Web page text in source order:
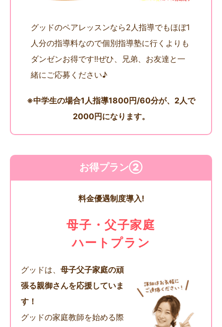
グッドのペアレッスンなら2人指導でもほぼ1
人分の指導料なので個別指導塾に行くよりも
ダンゼンお得です!!ぜひ、兄弟、お友達と一
緒にご応募ください♪
※中学生の場合1人指導1800円/60分が、2人で
2000円になります。
お得プラン②
料金優遇制度導入!
母子・父子家庭
ハートプラン
グッドは、 母子父子家庭の頑
張る親御さんを応援していま
す！
グッドの家庭教師を始める際